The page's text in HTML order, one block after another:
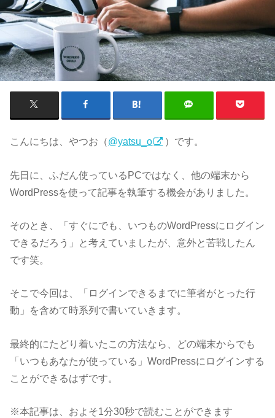
こんにちは、やつお（@yatsu_o ）です。
先日に、ふだん使っているPCではなく、他の端末から
WordPressを使って記事を執筆する機会がありました。
そのとき、「すぐにでも、いつものWordPressにログイン
できるだろう」と考えていましたが、意外と苦戦したん
です笑。
そこで今回は、「ログインできるまでに筆者がとった行
動」を含めて時系列で書いていきます。
最終的にたどり着いたこの方法なら、どの端末からでも
「いつもあなたが使っている」WordPressにログインする
ことができるはずです。
※本記事は、およそ1分30秒で読むことができます